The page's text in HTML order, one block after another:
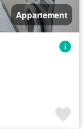
Appartement